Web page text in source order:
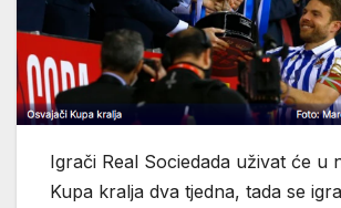
Igrači Real Sociedada uživat će u
Kupa kralja dva tjedna, tada se